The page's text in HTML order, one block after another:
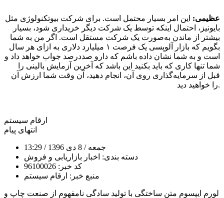
عظیمی: این امر بسیار محتمل است. برای شرکت بیوتکنولوژی مثل
بایونیز، احتمال اینکه توسط یک شرکت دیگر خریداری شود، بسیار
بیشتر از ماندن به‌صورت یک شرکت مستقل است. اگر من به شما
بگویم که بازار آلوپسی یک فرصت ۱ میلیارد دلاری به ازای هر سال
است و به شما نشان داده باشم که دارو صددرصد جواب خواهد داد و
شما تنها کاری که باید بکنید این باشد که آخرین آزمایش بالینی را
قبل از سرمایه‌گذاری روی آن، انجام دهید، آن وقت شما ارزش آن
را خواهید دید.
ارقام سیستم
انتهای پیام
جمعه / 8 دی 1396
/ 13:29
دسته بندی: اخبار بازاریابی و فروش
کد خبر: 96100026
منبع خبر: ارقام سیستم
لورم ایپسوم متن ساختگی با تولید سادگی نامفهوم از صنعت چاپ و